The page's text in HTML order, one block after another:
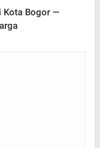
Kota Bogor —